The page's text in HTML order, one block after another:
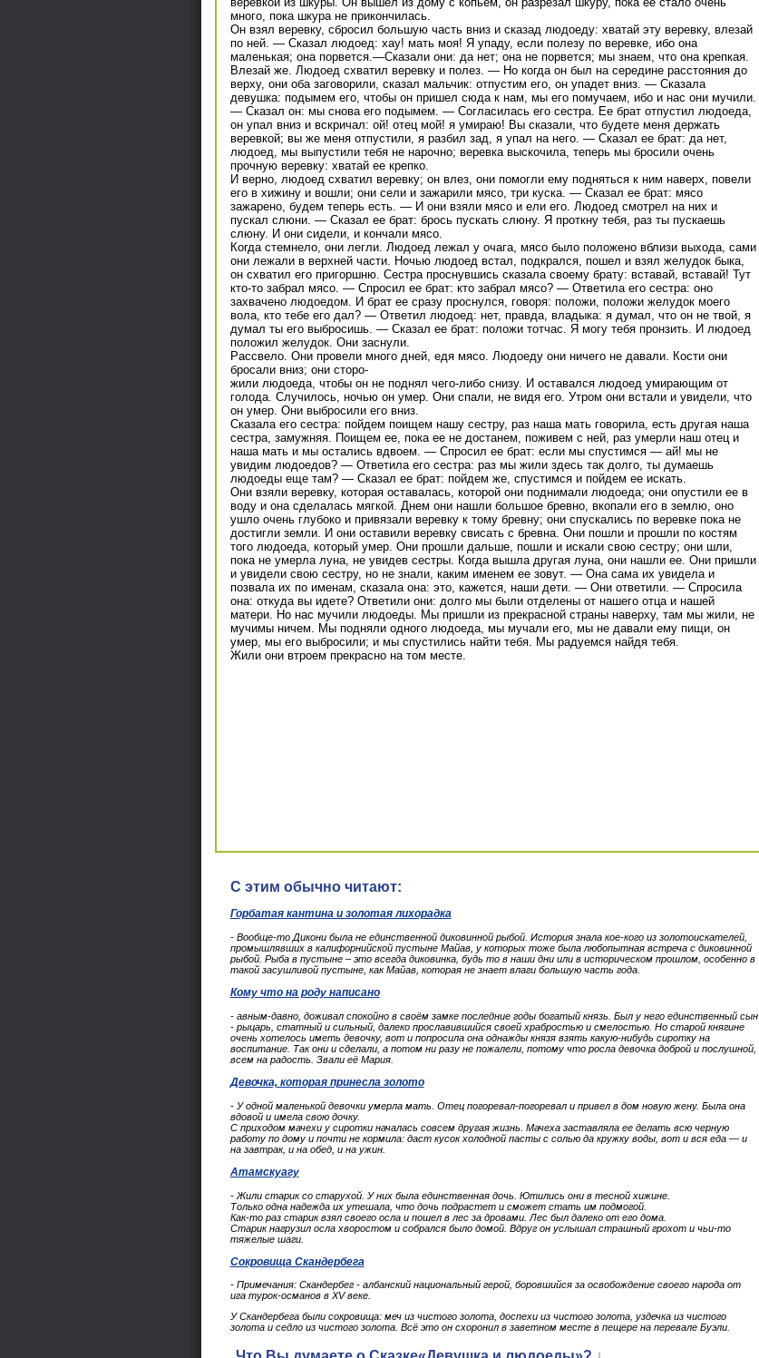
много, пока шкура не прикончилась.
Он взял веревку, сбросил большую часть вниз и сказад людоеду: хватай эту веревку, влезай
по ней. — Сказал людоед: хау! мать моя! Я упаду, если полезу по веревке, ибо она
маленькая; она порвется.—Сказали они: да нет; она не порвется; мы знаем, что она крепкая.
Влезай же. Людоед схватил веревку и полез. — Но когда он был на середине расстояния до
верху, они оба заговорили, сказал мальчик: отпустим его, он упадет вниз. — Сказала
девушка: подымем его, чтобы он пришел сюда к нам, мы его помучаем, ибо и нас они мучили.
— Сказал он: мы снова его подымем. — Согласилась его сестра. Ее брат отпустил людоеда,
он упал вниз и вскричал: ой! отец мой! я умираю! Вы сказали, что будете меня держать
веревкой; вы же меня отпустили, я разбил зад, я упал на него. — Сказал ее брат: да нет,
людоед, мы выпустили тебя не нарочно; веревка выскочила, теперь мы бросили очень
прочную веревку: хватай ее крепко.
И верно, людоед схватил веревку; он влез, они помогли ему подняться к ним наверх, повели
его в хижину и вошли; они сели и зажарили мясо, три куска. — Сказал ее брат: мясо
зажарено, будем теперь есть. — И они взяли мясо и ели его. Людоед смотрел на них и
пускал слюни. — Сказал ее брат: брось пускать слюну. Я проткну тебя, раз ты пускаешь
слюну. И они сидели, и кончали мясо.
Когда стемнело, они легли. Людоед лежал у очага, мясо было положено вблизи выхода, сами
они лежали в верхней части. Ночью людоед встал, подкрался, пошел и взял желудок быка,
он схватил его пригоршню. Сестра проснувшись сказала своему брату: вставай, вставай! Тут
кто-то забрал мясо. — Спросил ее брат: кто забрал мясо? — Ответила его сестра: оно
захвачено людоедом. И брат ее сразу проснулся, говоря: положи, положи желудок моего
вола, кто тебе его дал? — Ответил людоед: нет, правда, владыка: я думал, что он не твой, я
думал ты его выбросишь. — Сказал ее брат: положи тотчас. Я могу тебя пронзить. И людоед
положил желудок. Они заснули.
Рассвело. Они провели много дней, едя мясо. Людоеду они ничего не давали. Кости они
бросали вниз; они сторо-
жили людоеда, чтобы он не поднял чего-либо снизу. И оставался людоед умирающим от
голода. Случилось, ночью он умер. Они спали, не видя его. Утром они встали и увидели, что
он умер. Они выбросили его вниз.
Сказала его сестра: пойдем поищем нашу сестру, раз наша мать говорила, есть другая наша
сестра, замужняя. Поищем ее, пока ее не достанем, поживем с ней, раз умерли наш отец и
наша мать и мы остались вдвоем. — Спросил ее брат: если мы спустимся — ай! мы не
увидим людоедов? — Ответила его сестра: раз мы жили здесь так долго, ты думаешь
людоеды еще там? — Сказал ее брат: пойдем же, спустимся и пойдем ее искать.
Они взяли веревку, которая оставалась, которой они поднимали людоеда; они опустили ее в
воду и она сделалась мягкой. Днем они нашли большое бревно, вкопали его в землю, оно
ушло очень глубоко и привязали веревку к тому бревну; они спускались по веревке пока не
достигли земли. И они оставили веревку свисать с бревна. Они пошли и прошли по костям
того людоеда, который умер. Они прошли дальше, пошли и искали свою сестру; они шли,
пока не умерла луна, не увидев сестры. Когда вышла другая луна, они нашли ее. Они пришли
и увидели свою сестру, но не знали, каким именем ее зовут. — Она сама их увидела и
позвала их по именам, сказала она: это, кажется, наши дети. — Они ответили. — Спросила
она: откуда вы идете? Ответили они: долго мы были отделены от нашего отца и нашей
матери. Но нас мучили людоеды. Мы пришли из прекрасной страны наверху, там мы жили, не
мучимы ничем. Мы подняли одного людоеда, мы мучали его, мы не давали ему пищи, он
умер, мы его выбросили; и мы спустились найти тебя. Мы радуемся найдя тебя.
Жили они втроем прекрасно на том месте.
С этим обычно читают:
Горбатая кантина и золотая лихорадка
- Вообще-то Дикони была не единственной диковинной рыбой. История знала кое-кого из золотоискателей,
промышлявших в калифорнийской пустыне Майав, у которых тоже была любопытная встреча с диковинной
рыбой. Рыба в пустыне – это всегда диковинка, будь то в наши дни или в историческом прошлом, особенно в
такой засушливой пустыне, как Майав, которая не знает влаги большую часть года.
Комy что на pодy написано
- авным-давно, доживал спокойно в своём замке последние годы богатый князь. Был у него единственный сын
- рыцарь, статный и сильный, далеко прославившийся своей храбростью и смелостью. Но старой княгине
очень хотелось иметь девочку, вот и попросила она однажды князя взять какую-нибудь сиротку на
воспитание. Так они и сделали, а потом ни разу не пожалели, потому что росла девочка доброй и послушной,
всем на радость. Звали её Мария.
Девочка, которая принесла золото
- У одной маленькой девочки умерла мать. Отец погоревал-погоревал и привел в дом новую жену. Была она
вдовой и имела свою дочку.
С приходом мачехи у сиротки началась совсем другая жизнь. Мачеха заставляла ее делать всю черную
работу по дому и почти не кормила: даст кусок холодной пасты с солью да кружку воды, вот и вся еда — и
на завтрак, и на обед, и на ужин.
Атамскуагу
- Жили старик со старухой. У них была единственная дочь. Ютились они в тесной хижине.
Только одна надежда их утешала, что дочь подрастет и сможет стать им подмогой.
Как-то раз старик взял своего осла и пошел в лес за дровами. Лес был далеко от его дома.
Старик нагрузил осла хворостом и собрался было домой. Вдруг он услышал страшный грохот и чьи-то
тяжелые шаги.
Сокровища Скандербега
- Примечания: Скандербег - албанский национальный герой, боровшийся за освобождение своего народа от
ига турок-османов в XV веке.
У Скандербега были сокровища: меч из чистого золота, доспехи из чистого золота, уздечка из чистого
золота и седло из чистого золота. Всё это он схоронил в заветном месте в пещере на перевале Буэли.